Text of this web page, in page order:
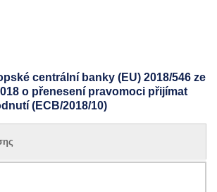
centrální banky (EU) 2018/546 ze
o přenesení pravomoci přijímat
(ECB/2018/10)